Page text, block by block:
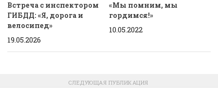
Встреча с инспектором
ГИБДД: «Я, дорога и
велосипед»
19.05.2026
«Мы помним, мы
гордимся!»
10.05.2022
СЛЕДУЮЩАЯ ПУБЛИКАЦИЯ